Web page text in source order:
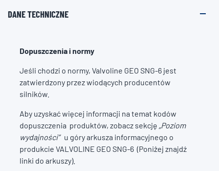
DANE TECHNICZNE
Dopuszczenia i normy
Jeśli chodzi o normy, Valvoline GEO SNG-6 jest
zatwierdzony przez wiodących producentów
silników.
Aby uzyskać więcej informacji na temat kodów
dopuszczenia produktów, zobacz sekcję „Poziom
wydajności” u góry arkusza informacyjnego o
produkcie VALVOLINE GEO SNG-6 (Poniżej znajdź
linki do arkuszy).